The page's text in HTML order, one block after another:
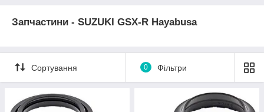
Запчастини - SUZUKI GSX-R Hayabusa
Сортування 0 Фільтри